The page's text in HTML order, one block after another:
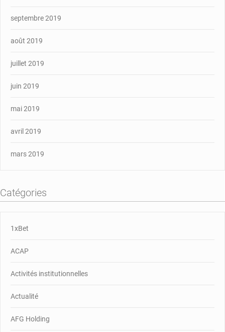
septembre 2019
août 2019
juillet 2019
juin 2019
mai 2019
avril 2019
mars 2019
Catégories
1xBet
ACAP
Activités institutionnelles
Actualité
AFG Holding